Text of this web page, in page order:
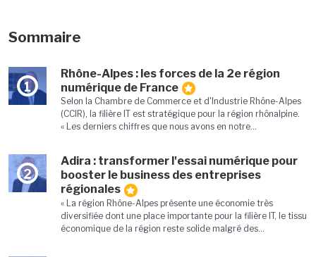
Sommaire
1
Rhône-Alpes : les forces de la 2e région
numérique de France
Selon la Chambre de Commerce et d'Industrie Rhône-Alpes
(CCIR), la filière IT est stratégique pour la région rhônalpine.
« Les derniers chiffres que nous avons en notre...
2
Adira : transformer l'essai numérique pour
booster le business des entreprises
régionales
« La région Rhône-Alpes présente une économie très
diversifiée dont une place importante pour la filière IT, le tissu
économique de la région reste solide malgré des...